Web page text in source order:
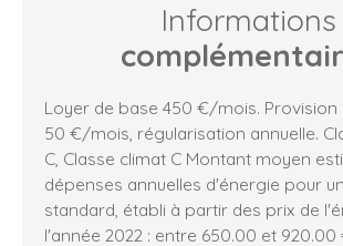
Informations
Loyer de base 450 €/mois. Provision
50 €/mois, régularisation annuelle.
C, Classe climat C Montant moyen
dépenses annuelles d'énergie pour
standard, établi à partir des prix de
l'année 2022 : entre 650.00 et 920.00